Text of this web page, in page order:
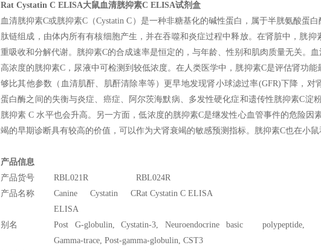
Rat Cystatin C ELISA大鼠血清胱抑素C ELISA试剂盒
血清胱抑素C或胱抑素C（Cystatin C）是一种非糖基化的碱性蛋白，属于半胱氨酸蛋
肽链组成，由体内所有有核细胞产生，并在吞噬和炎症过程中释放。在肾脏中，胱
重吸收和分解代谢。胱抑素C的合成速率是恒定的，与年龄、性别和肌肉质量无关。
高浓度的胱抑素C，尿液中可检测到较低浓度。在人类医学中，胱抑素C是评估肾功
够比其他参数（血清肌酐、肌酐清除率等）更早地发现肾小球滤过率(GFR)下降，对
蛋白酶之间的失衡与炎症、癌症、阿尔茨海默病、多发性硬化症和遗传性胱抑素C淀
胱抑素 C 水平也会升高。另一方面，低浓度的胱抑素C是继发性心血管事件的危险因
竭的早期诊断具有较高的价值，可以作为犬肾衰竭的敏感预测指标。胱抑素C也在小
产品信息
产品货号
RBL021R
RBL024R
产品名称
Canine Cystatin C
ELISA
Rat Cystatin C ELISA
别名
Post G-globulin, Cystatin-3, Neuroendocrine basic polypeptide,
Gamma-trace, Post-gamma-globulin, CST3